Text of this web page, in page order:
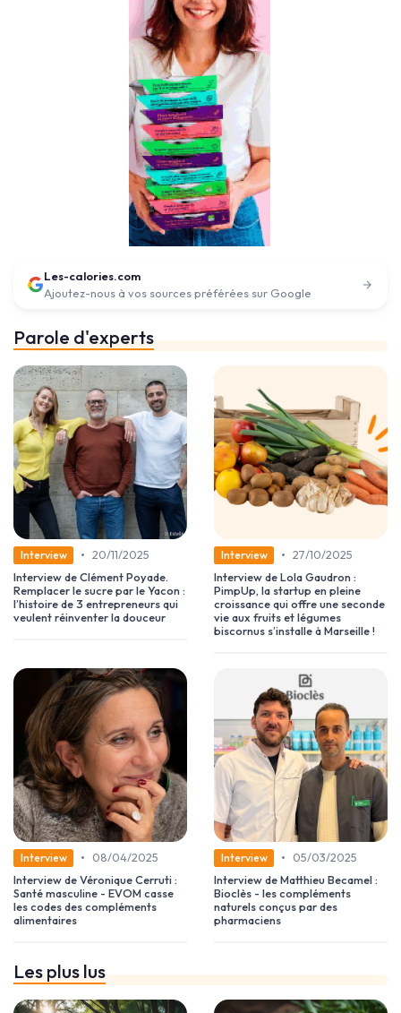
Les-calories.com
Ajoutez-nous à vos sources préférées sur Google
Parole d'experts
Interview • 20/11/2025
Interview de Clément Poyade.
Remplacer le sucre par le Yacon :
l’histoire de 3 entrepreneurs qui
veulent réinventer la douceur
Interview • 27/10/2025
Interview de Lola Gaudron :
PimpUp, la startup en pleine
croissance qui offre une seconde
vie aux fruits et légumes
biscornus s’installe à Marseille !
Interview •
08/04/2025
Interview de Véronique Cerruti :
Santé masculine - EVOM casse
les codes des compléments
alimentaires
Interview •
05/03/2025
Interview de Matthieu Becamel :
Bioclès - les compléments
naturels conçus par des
pharmaciens
Les plus lus